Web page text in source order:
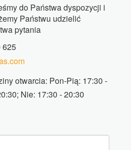
do Państwa dyspozycji i
Państwu udzielić
pytania
625
otwarcia: Pon-Pią: 17:30 -
Nie: 17:30 - 20:30